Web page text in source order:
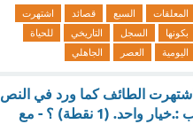
المعلقات السبع قصائد
اشتهرت
بكونها
السجل التاريخي
للحياة
اليومية
العصر الجاهلي
اشتهرت الطائف كما ورد في النص
ب :.خيار واحد. (1 نقطة) ؟ - مع